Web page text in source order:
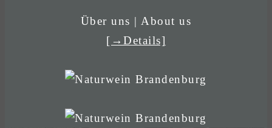
Über uns | About us
[→Details]